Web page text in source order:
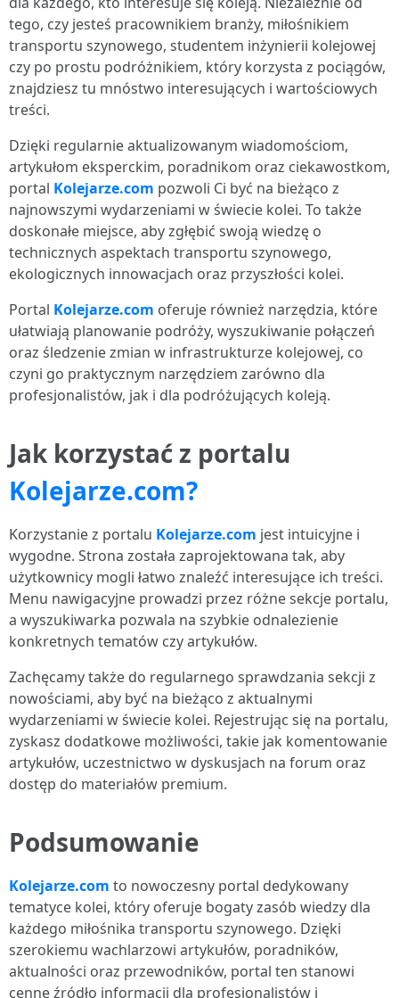
tego, czy jesteś pracownikiem branży, miłośnikiem
transportu szynowego, studentem inżynierii kolejowej
czy po prostu podróżnikiem, który korzysta z pociągów,
znajdziesz tu mnóstwo interesujących i wartościowych
treści.
Dzięki regularnie aktualizowanym wiadomościom,
artykułom eksperckim, poradnikom oraz ciekawostkom,
portal Kolejarze.com pozwoli Ci być na bieżąco z
najnowszymi wydarzeniami w świecie kolei. To także
doskonałe miejsce, aby zgłębić swoją wiedzę o
technicznych aspektach transportu szynowego,
ekologicznych innowacjach oraz przyszłości kolei.
Portal Kolejarze.com oferuje również narzędzia, które
ułatwiają planowanie podróży, wyszukiwanie połączeń
oraz śledzenie zmian w infrastrukturze kolejowej, co
czyni go praktycznym narzędziem zarówno dla
profesjonalistów, jak i dla podróżujących koleją.
Jak korzystać z portalu
Kolejarze.com?
Korzystanie z portalu Kolejarze.com jest intuicyjne i
wygodne. Strona została zaprojektowana tak, aby
użytkownicy mogli łatwo znaleźć interesujące ich treści.
Menu nawigacyjne prowadzi przez różne sekcje portalu,
a wyszukiwarka pozwala na szybkie odnalezienie
konkretnych tematów czy artykułów.
Zachęcamy także do regularnego sprawdzania sekcji z
nowościami, aby być na bieżąco z aktualnymi
wydarzeniami w świecie kolei. Rejestrując się na portalu,
zyskasz dodatkowe możliwości, takie jak komentowanie
artykułów, uczestnictwo w dyskusjach na forum oraz
dostęp do materiałów premium.
Podsumowanie
Kolejarze.com to nowoczesny portal dedykowany
tematyce kolei, który oferuje bogaty zasób wiedzy dla
każdego miłośnika transportu szynowego. Dzięki
szerokiemu wachlarzowi artykułów, poradników,
aktualności oraz przewodników, portal ten stanowi
cenne źródło informacji dla profesjonalistów i